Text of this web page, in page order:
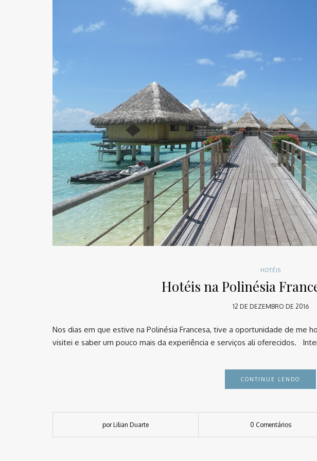
HOTÉIS
Hotéis na Polinésia
12 DE DEZEMBRO DE 2016
Nos dias em que estive na Polinésia Francesa, tive a oportunidade de me
visitei e saber um pouco mais da experiência e serviços ali oferecidos.
CONTINUE LENDO
por Lilian Duarte 0 Comentários